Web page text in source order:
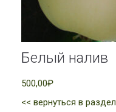
Белый налив
500,00₽
<< вернуться в раздел